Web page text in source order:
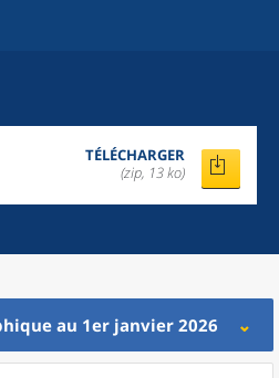
TÉLÉCHARGER
(zip, 13 ko)
au 1er janvier 2026